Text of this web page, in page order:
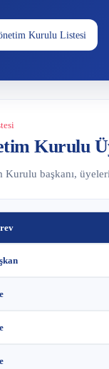
Kurulu Listesi
Kurulu
Kurulu başkanı,